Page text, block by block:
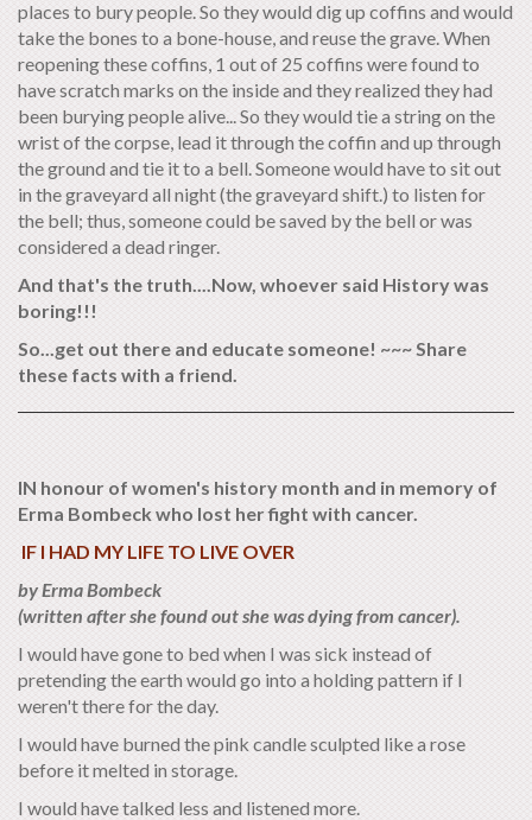
places to bury people. So they would dig up coffins and would
take the bones to a bone-house, and reuse the grave. When
reopening these coffins, 1 out of 25 coffins were found to
have scratch marks on the inside and they realized they had
been burying people alive... So they would tie a string on the
wrist of the corpse, lead it through the coffin and up through
the ground and tie it to a bell. Someone would have to sit out
in the graveyard all night (the graveyard shift.) to listen for
the bell; thus, someone could be saved by the bell or was
considered a dead ringer.
And that's the truth....Now, whoever said History was
boring!!!
So...get out there and educate someone! ~~~ Share
these facts with a friend.
IN honour of women's history month and in memory of
Erma Bombeck who lost her fight with cancer.
IF I HAD MY LIFE TO LIVE OVER
by Erma Bombeck
(written after she found out she was dying from cancer).
I would have gone to bed when I was sick instead of
pretending the earth would go into a holding pattern if I
weren't there for the day.
I would have burned the pink candle sculpted like a rose
before it melted in storage.
I would have talked less and listened more.